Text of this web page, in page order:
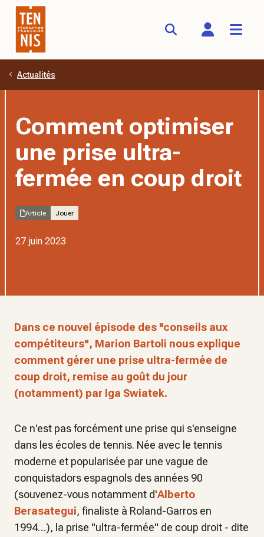
Aller au contenu principal
Actualités
Comment optimiser
une prise ultra-
fermée en coup droit
Article Jouer
27 juin 2023
Dans ce nouvel épisode des "conseils aux
compétiteurs", Marion Bartoli nous explique
comment gérer une prise ultra-fermée de
coup droit, remise au goût du jour
(notamment) par Iga Swiatek.
Ce n'est pas forcément une prise qui s'enseigne
dans les écoles de tennis. Née avec le tennis
moderne et popularisée par une vague de
conquistadors espagnols des années 90
(souvenez-vous notamment d'Alberto
Berasategui, finaliste à Roland-Garros en
1994…), la prise "ultra-fermée" de coup droit - dite